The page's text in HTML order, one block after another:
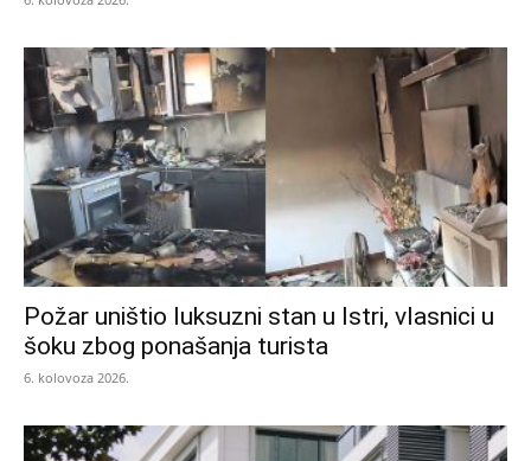
Požar uništio luksuzni stan u Istri, vlasnici u
šoku zbog ponašanja turista
6. kolovoza 2026.